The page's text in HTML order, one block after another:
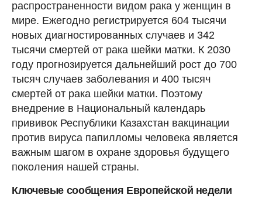
распространенности видом рака у женщин в
мире. Ежегодно регистрируется 604 тысячи
новых диагностированных случаев и 342
тысячи смертей от рака шейки матки. К 2030
году прогнозируется дальнейший рост до 700
тысяч случаев заболевания и 400 тысяч
смертей от рака шейки матки. Поэтому
внедрение в Национальный календарь
прививок Республики Казахстан вакцинации
против вируса папилломы человека является
важным шагом в охране здоровья будущего
поколения нашей страны.
Ключевые сообщения Европейской недели